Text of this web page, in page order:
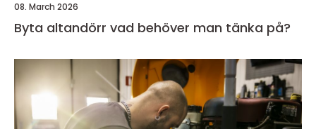
08. March 2026
Byta altandörr vad behöver man tänka på?